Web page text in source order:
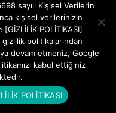
sayılı Kişisel Verilerin
kişisel verilerinizin
POLİTİKASI]
politikalarından
devam etmeniz, Google
kabul ettiğiniz
POLİTİKASI